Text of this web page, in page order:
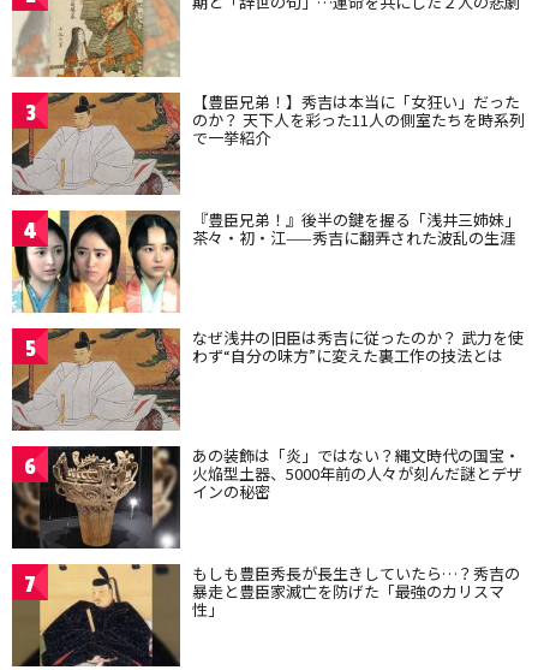
3 【豊臣兄弟！】秀吉は本当に「女狂い」だった
のか？ 天下人を彩った11人の側室たちを時系列
で一挙紹介
4 『豊臣兄弟！』後半の鍵を握る「浅井三姉妹」
茶々・初・江——秀吉に翻弄された波乱の生涯
5 なぜ浅井の旧臣は秀吉に従ったのか？ 武力を使
わず“自分の味方”に変えた裏工作の技法とは
6 あの装飾は「炎」ではない？縄文時代の国宝・
火焔型土器、5000年前の人々が刻んだ謎とデザ
インの秘密
7 もしも豊臣秀長が長生きしていたら…？秀吉の
暴走と豊臣家滅亡を防げた「最強のカリスマ
性」